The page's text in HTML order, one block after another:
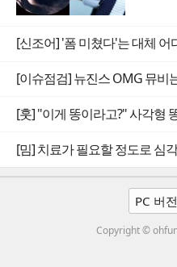
[신조어] '폼 미쳤다'는 대체 어
[밈] 치료가 필요할 정도로 심
PC 버
Copyright ©